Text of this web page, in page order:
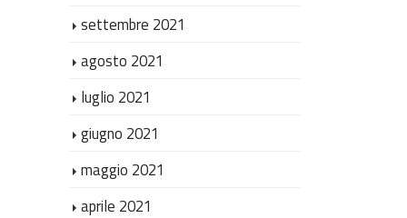
settembre 2021
agosto 2021
luglio 2021
giugno 2021
maggio 2021
aprile 2021